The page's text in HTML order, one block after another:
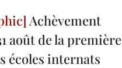
Achèvement
août de la première
écoles internats